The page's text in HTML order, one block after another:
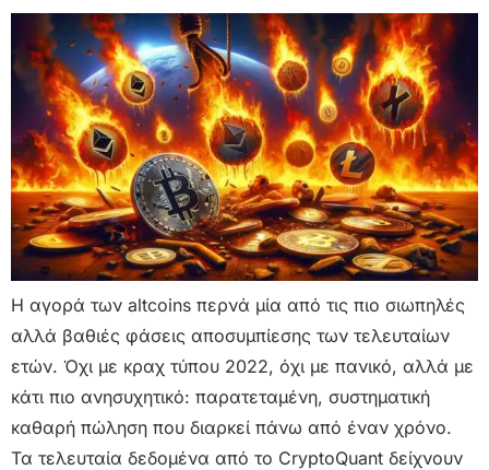
Η αγορά των altcoins περνά μία από τις πιο σιωπηλές
αλλά βαθιές φάσεις αποσυμπίεσης των τελευταίων
ετών. Όχι με κραχ τύπου 2022, όχι με πανικό, αλλά με
κάτι πιο ανησυχητικό: παρατεταμένη, συστηματική
καθαρή πώληση που διαρκεί πάνω από έναν χρόνο.
Τα τελευταία δεδομένα από το CryptoQuant δείχνουν